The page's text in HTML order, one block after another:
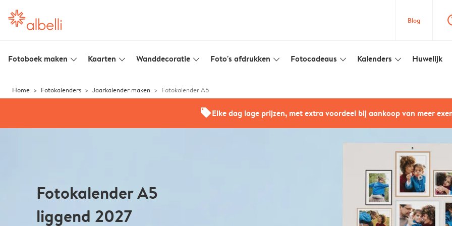
Blog
Fotoboek maken slim_arrow_down Kaarten slim_arrow_down Wanddecoratie slim_arrow_down Foto's afdrukken slim_arrow_down Fotocadeaus slim_arrow_down Kalenders slim_arrow_down Huwelijk
Home Fotokalenders Jaarkalender maken Fotokalender A5
offersElke dag lage prijzen, met extra voordeel bij aankoop van meer
Fotokalender A5
liggend 2027